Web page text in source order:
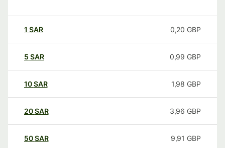
1 SAR 0,20 GBP
5 SAR 0,99 GBP
10SAR 1,98 GBP
20SAR 3,96 GBP
50SAR 9,91 GBP